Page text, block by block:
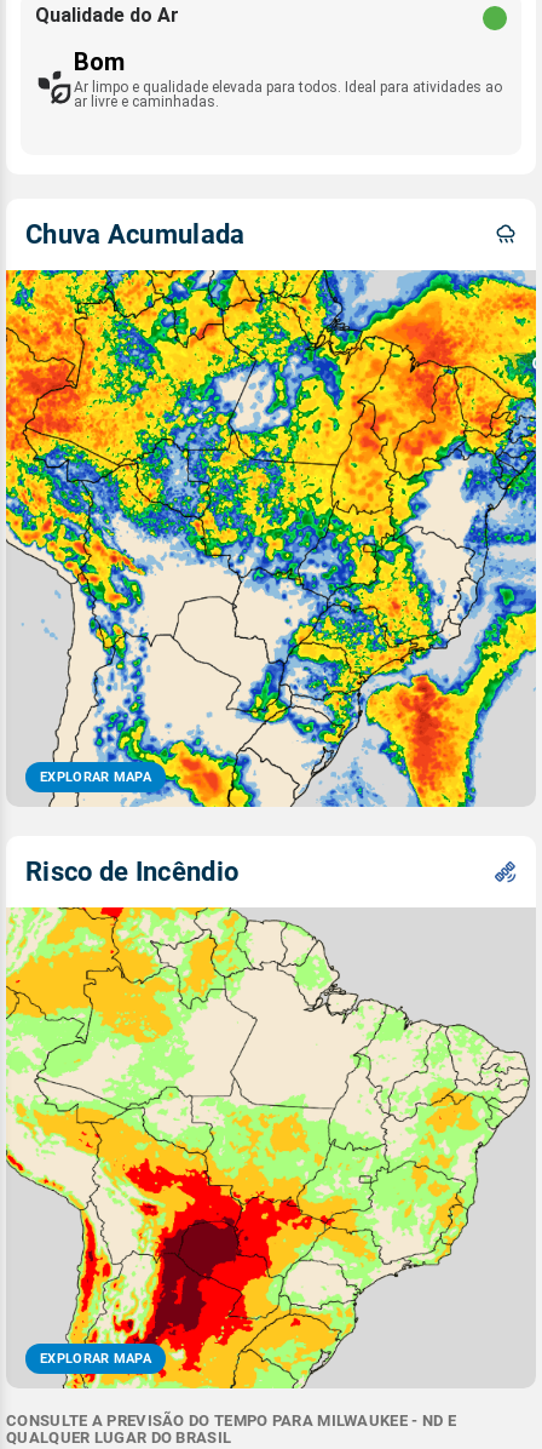
Qualidade do Ar
Bom
Ar limpo e qualidade elevada para todos. Ideal para atividades ao
ar livre e caminhadas.
Chuva Acumulada
EXPLORAR MAPA
Risco de Incêndio
EXPLORAR MAPA
CONSULTE A PREVISÃO DO TEMPO PARA MILWAUKEE - ND E
QUALQUER LUGAR DO BRASIL